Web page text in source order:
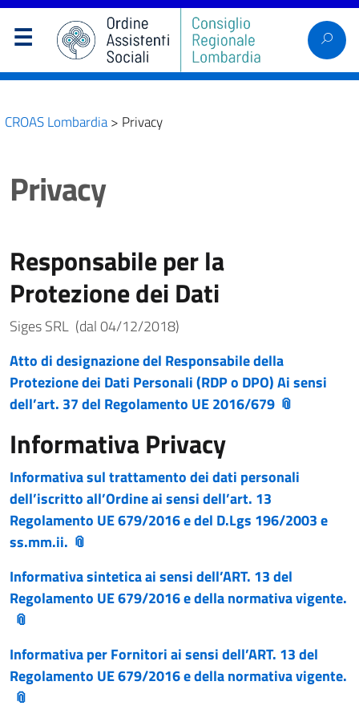
CROAS Lombardia> Privacy
Privacy
Responsabile per la
Protezione dei Dati
Siges SRL (dal 04/12/2018)
Atto di designazione del Responsabile della
Protezione dei Dati Personali (RDP o DPO) Ai sensi
dell’art. 37 del Regolamento UE 2016/679
Informativa Privacy
Informativa sul trattamento dei dati personali
dell’iscritto all’Ordine ai sensi dell’art. 13
Regolamento UE 679/2016 e del D.Lgs 196/2003 e
ss.mm.ii.
Informativa sintetica ai sensi dell’ART. 13 del
Regolamento UE 679/2016 e della normativa vigente.
Informativa per Fornitori ai sensi dell’ART. 13 del
Regolamento UE 679/2016 e della normativa vigente.